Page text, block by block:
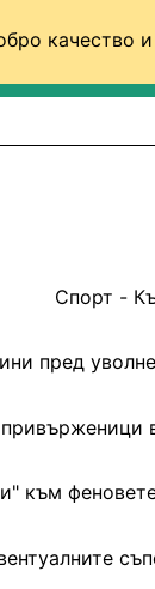
качество
Спорт -
пред
към